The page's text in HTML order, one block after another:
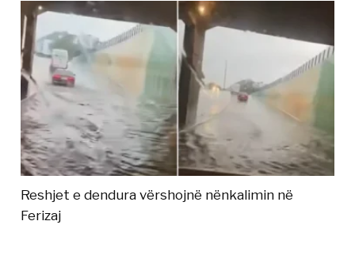
Reshjet e dendura vërshojnë nënkalimin në
Ferizaj